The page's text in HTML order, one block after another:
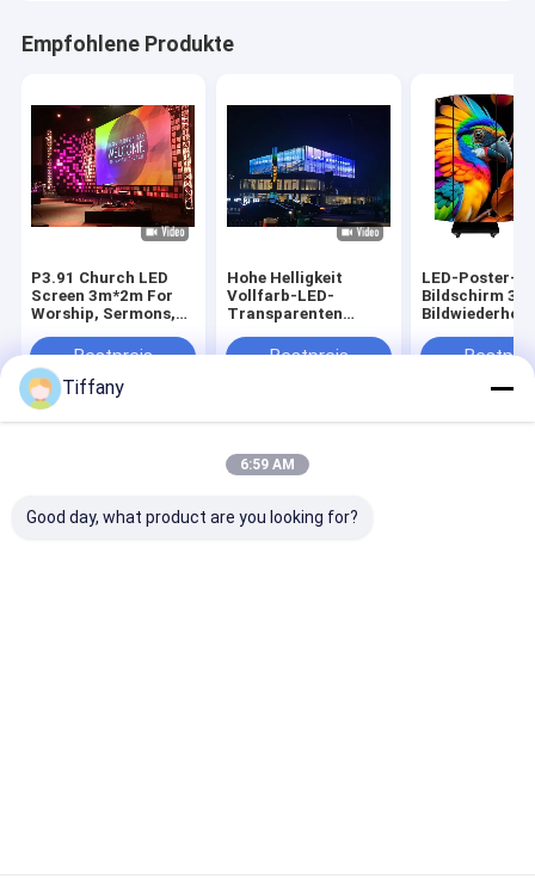
Empfohlene Produkte
P3.91 Church LED
Screen 3m*2m For
Worship, Sermons,
Bestpreis
Hohe Helligkeit
Vollfarb-LED-
Transparenten
individueller Größe
Bestpreis
LED-Poster-
Bildschirm
Einfache
für Geschäfte
Sitemap
Privacy Policy
Longdaled Co.,Ltd. All Rights Reserved.
Tiffany
6:59 AM
Good day, what product are you looking for?